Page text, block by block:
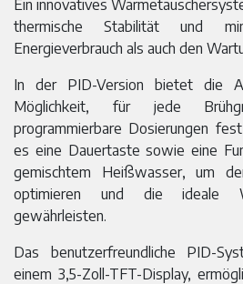
Ein innovatives
thermische Stabilität und
Energieverbrauch als auch den
In der PID-Version bietet die
Möglichkeit, für jede
programmierbare Dosierungen
es eine Dauertaste sowie eine
gemischtem Heißwasser, um
optimieren und die ideale
gewährleisten.
Das benutzerfreundliche PID-
einem 3,5-Zoll-TFT-Display,